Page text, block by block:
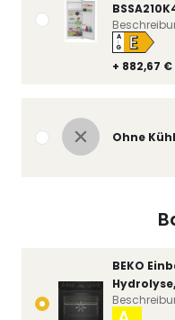
+ 882,67 €
A
↑
G E
Ohne
BEKO